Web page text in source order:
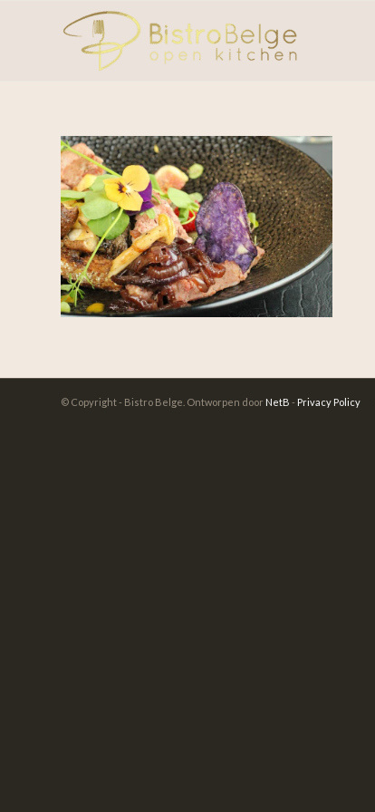
© Copyright - Bistro Belge. Ontworpen door NetB - Privacy Policy